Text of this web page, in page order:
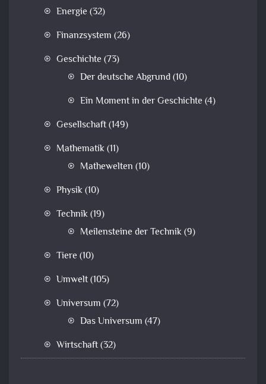
Energie (32)
Finanzsystem (26)
Geschichte (73)
Der deutsche Abgrund(10)
Ein Moment in der Geschichte (4)
Gesellschaft(149)
Mathematik(11)
Mathewelten (10)
Physik(10)
Technik(19)
Meilensteine der Technik(9)
Tiere (10)
Umwelt(105)
Universum (72)
Das Universum (47)
Wirtschaft(32)